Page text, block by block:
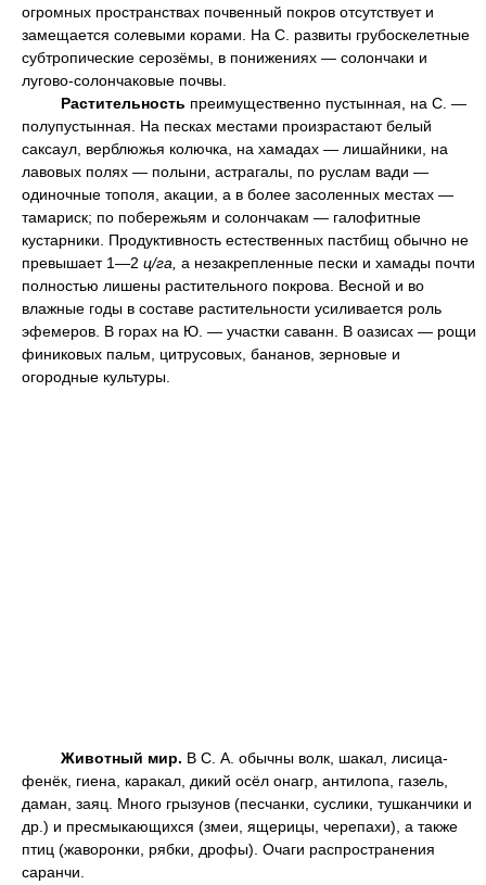
огромных пространствах почвенный покров отсутствует и
замещается солевыми корами. На С. развиты грубоскелетные
субтропические серозёмы, в понижениях — солончаки и
лугово-солончаковые почвы.
Растительность преимущественно пустынная, на С. —
полупустынная. На песках местами произрастают белый
саксаул, верблюжья колючка, на хамадах — лишайники, на
лавовых полях — полыни, астрагалы, по руслам вади —
одиночные тополя, акации, а в более засоленных местах —
тамариск; по побережьям и солончакам — галофитные
кустарники. Продуктивность естественных пастбищ обычно не
превышает 1—2 ц/га, а незакрепленные пески и хамады почти
полностью лишены растительного покрова. Весной и во
влажные годы в составе растительности усиливается роль
эфемеров. В горах на Ю. — участки саванн. В оазисах — рощи
финиковых пальм, цитрусовых, бананов, зерновые и
огородные культуры.
Животный мир. В С. А. обычны волк, шакал, лисица-
фенёк, гиена, каракал, дикий осёл онагр, антилопа, газель,
даман, заяц. Много грызунов (песчанки, суслики, тушканчики и
др.) и пресмыкающихся (змеи, ящерицы, черепахи), а также
птиц (жаворонки, рябки, дрофы). Очаги распространения
саранчи.